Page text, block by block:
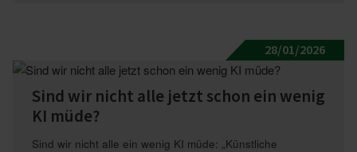
28/01/2026
Sind wir nicht alle jetzt schon ein wenig
KI müde?
Sind wir nicht alle ein wenig KI müde: „Künstliche